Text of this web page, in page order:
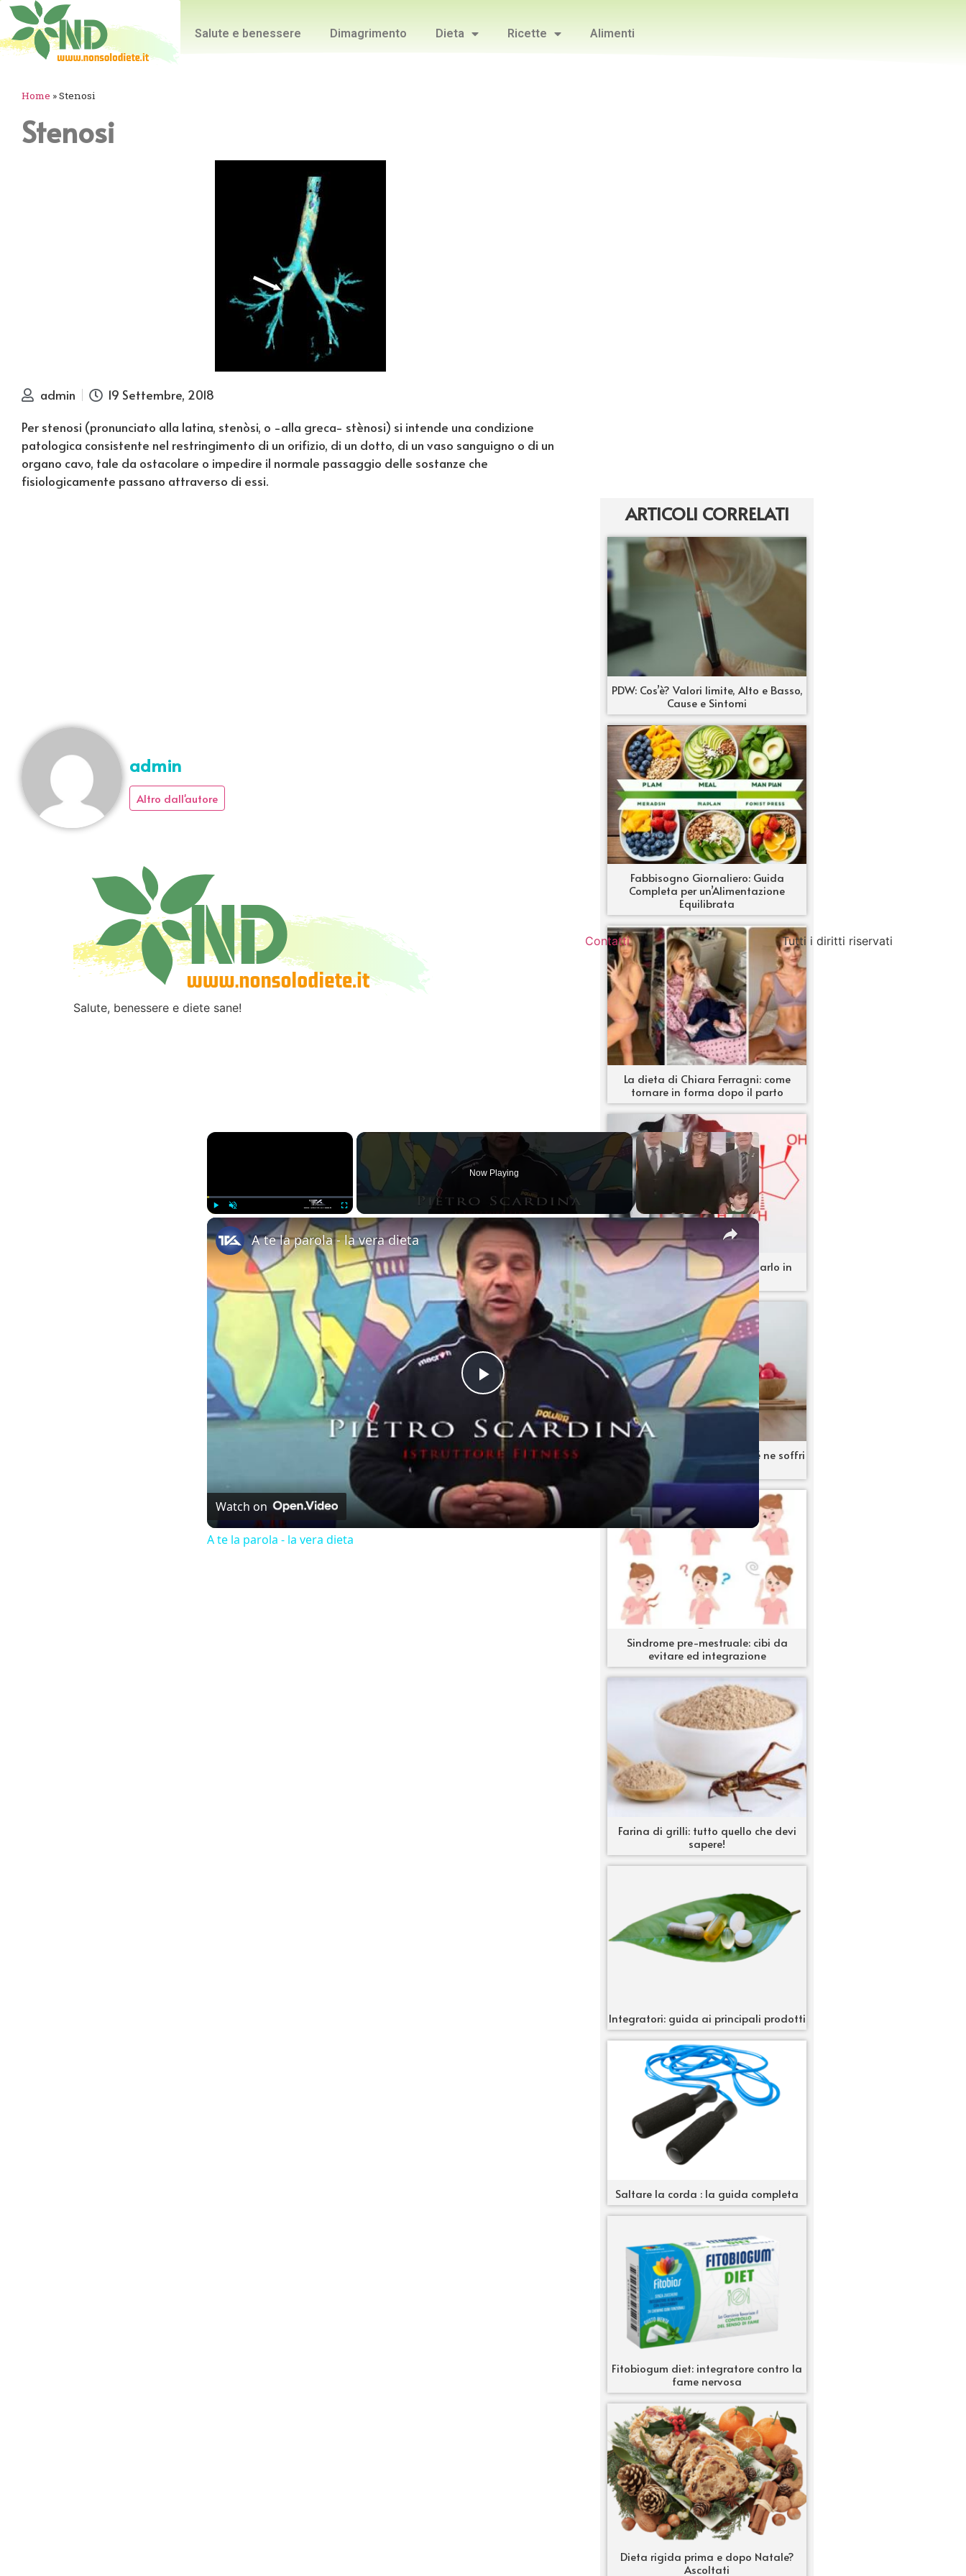
Salute e benessere Dimagrimento Dieta Ricette Alimenti
Home »Stenosi
Stenosi
admin
19 Settembre, 2018
Per stenosi (pronunciato alla latina, stenòsi, o -alla greca- stènosi) si intende una condizione
patologica consistente nel restringimento di un orifizio, di un dotto, di un vaso sanguigno o di un
organo cavo, tale da ostacolare o impedire il normale passaggio delle sostanze che
fisiologicamente passano attraverso di essi.
admin
Altro dall'autore
ARTICOLI CORRELATI
PDW: Cos’è? Valori limite, Alto e Basso,
Cause e Sintomi
Fabbisogno Giornaliero: Guida
Completa per un’Alimentazione
Equilibrata
La dieta di Chiara Ferragni: come
tornare in forma dopo il parto
Testosterone: come aumentarlo in
modo naturale
Nausea in gravidanza: perché ne soffri
e consigli utili
Sindrome pre-mestruale: cibi da
evitare ed integrazione
Farina di grilli: tutto quello che devi
sapere!
Integratori: guida ai principali prodotti
Saltare la corda : la guida completa
Fitobiogum diet: integratore contro la
fame nervosa
Dieta rigida prima e dopo Natale?
Ascoltati
Salute, benessere e diete sane!
Contatti Tutti i diritti riservati
×
Fullscreen
Now Playing
×
Play Video
A te la parola - la vera dieta
Watch on
A te la parola - la vera dieta